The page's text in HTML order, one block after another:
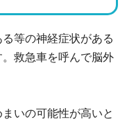
等の神経症状がある
救急車を呼んで脳外
いの可能性が高いと